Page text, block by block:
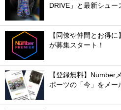
DRIVE」と最新シュ
【同僚や仲間とお得
が募集スタート！
【登録無料】Number
ポーツの「今」をメー